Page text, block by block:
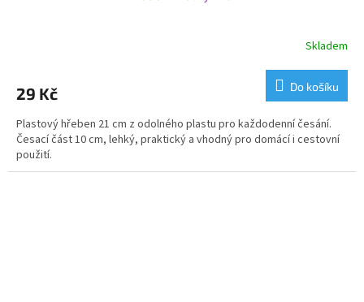
Skladem
29 Kč Do košíku
Plastový hřeben 21 cm z odolného plastu pro každodenní česání.
Česací část 10 cm, lehký, praktický a vhodný pro domácí i cestovní
použití.